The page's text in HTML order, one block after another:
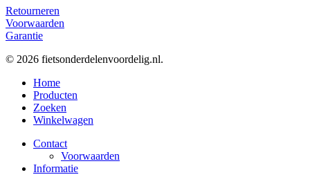
Retourneren
Voorwaarden
Garantie
© 2026 fietsonderdelenvoordelig.nl.
Close
Menu
Home
Producten
Zoeken
Winkelwagen
Contact
Voorwaarden
Informatie